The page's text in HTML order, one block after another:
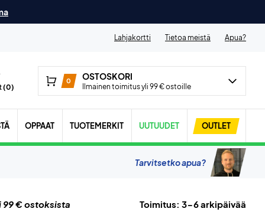
Lahjakortti Tietoa meistä Apua?
(0)
0 OSTOSKORI
Ilmainen toimitus yli 99 € ostoille
OPPAAT TUOTEMERKIT UUTUUDET OUTLET
Tarvitsetko apua?
99 € ostoksista Toimitus: 3-6 arkipäivää